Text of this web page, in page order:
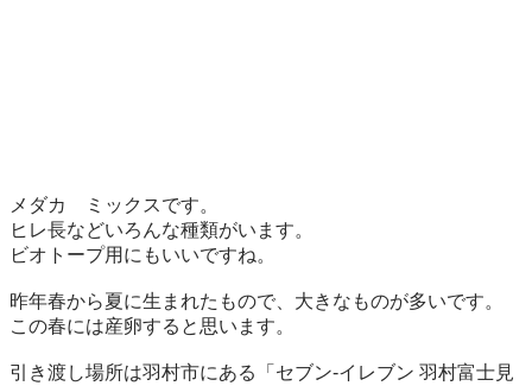
メダカ　ミックスです。
ヒレ長などいろんな種類がいます。
ビオトープ用にもいいですね。
昨年春から夏に生まれたもので、大きなものが多いです。
この春には産卵すると思います。
引き渡し場所は羽村市にある「セブン-イレブン 羽村富士見